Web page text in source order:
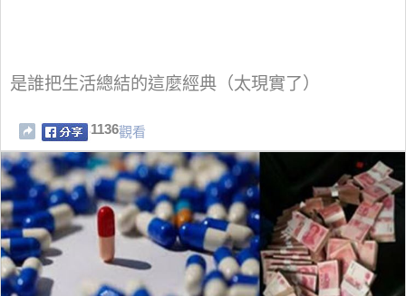
是誰把生活總結的這麼經典（太現實了）
1136觀看